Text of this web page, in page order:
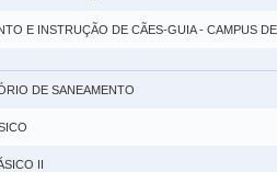
E INSTRUÇÃO DE CÃES-GUIA - CAMPUS
DE SANEAMENTO
II